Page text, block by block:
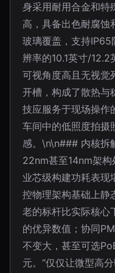
身采用耐用合金和特
高，具备出色耐腐蚀
玻璃覆盖，支持IP65
辨率的10.1英寸/12.2
可视角度高且无视觉
开槽，构成了散热与
技应服务于现场操作
车间中的低照度拍摄
感。\n\n### 内核拆
22nm甚至14nm架
业芯级构建功耗表
控物理架构基础上静
老的标杆比实际核心
的优异数值；协同
不变大，甚至可选
元。“仅仅让微型高